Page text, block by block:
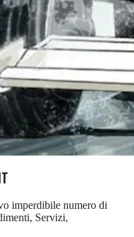
imperdibile numero di
Servizi,